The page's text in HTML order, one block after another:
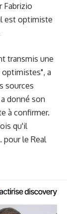
Fabrizio
est optimiste
transmis une
a
sources
donné son
à confirmer.
qu'il
pour le Real